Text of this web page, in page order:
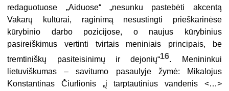
redaguotuose „Aiduose“ „nesunku pastebėti akcentą
Vakarų kultūrai, raginimą nesustingti prieškarinėse
kūrybinio darbo pozicijose, o naujus kūrybinius
pasireiškimus vertinti tvirtais meniniais principais, be
tremtiniškų pasiteisinimų ir dejonių“16. Menininkui
lietuviškumas – savitumo pasaulyje žymė: Mikalojus
Konstantinas Čiurlionis „į tarptautinius vandenis <…>